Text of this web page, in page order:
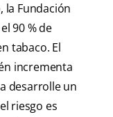
la Fundación
90 % de
tabaco. El
incrementa
desarrolle un
riesgo es